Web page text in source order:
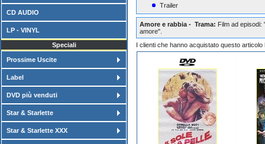
CD AUDIO
LP - VINYL
Speciali
Prossime Uscite
Label
DVD più venduti
Star & Starlette
Star & Starlette XXX
Trailer
Amore e rabbia - Trama: Film ad episodi:
amore".
I clienti che hanno acquistato questo